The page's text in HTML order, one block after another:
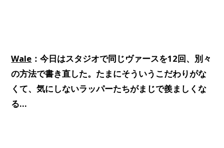
Wale ：今日はスタジオで同じヴァースを12回、別々
の方法で書き直した。たまにそういうこだわりがな
くて、気にしないラッパーたちがまじで羨ましくな
る…